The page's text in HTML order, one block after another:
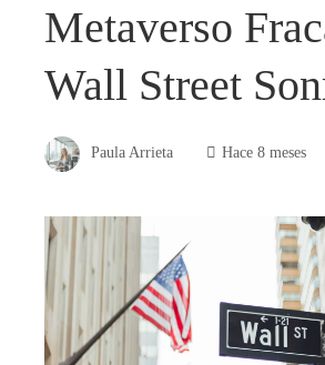
Metaverso
Wall Street
Paula Arrieta Hace 8 meses